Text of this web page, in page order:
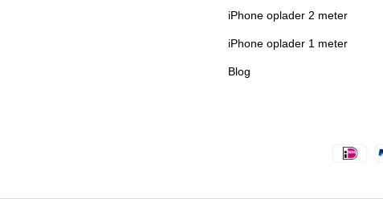
iPhone oplader 2 meter
iPhone oplader 1 meter
Blog